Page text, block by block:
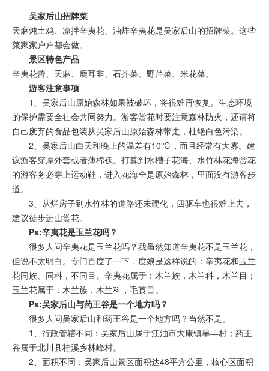
吴家后山招牌菜
天麻炖土鸡、凉拌辛夷花、油炸辛夷花是吴家后山的招牌菜。这些
菜家家户户都会做。
景区特色产品
辛夷花蕾、天麻、鹿耳韭、石芥菜、野芹菜、米花菜。
游客注意事项
1、吴家后山原始森林如果被破坏，将很难再恢复。生态环境
的保护需要全社会共同努力。游客赏花时要注意森林防火，还请将
自己废弃的食品包装从吴家后山原始森林带走，杜绝白色污染。
2、吴家后山白天和晚上的温差有10℃，而且经常有大雾。建
议游客穿厚外套或者薄棉袄。打算到水槽子花海、水竹林花海赏花
的游客务必穿上运动鞋，进入花海全是原始森林，里面没有游客步
道。
3、从烂房子到水竹林的道路还未硬化，四驱车也很难上去，
建议徒步进山赏花。
Ps:辛夷花是玉兰花吗？
很多人问辛夷花是玉兰花吗？我虽然知道辛夷花不是玉兰花，
但说不太明白。专门百度了一下，度娘是这样说的：辛夷花和玉兰
花同族、同科，不同目。辛夷花属于：木兰族，木兰科，木兰目；
玉兰花属于：木兰族，木兰科，毛茛目。
Ps:吴家后山与药王谷是一个地方吗？
很多人问吴家后山和药王谷是一个地方吗？当然不是。
1、行政管辖不同：吴家后山属于江油市大康镇旱丰村；药王
谷属于北川县桂溪乡林峰村。
2、面积不同：吴家后山景区面积达48平方公里，核心区面积